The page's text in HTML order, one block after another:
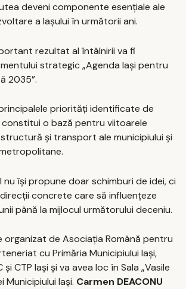
deveni componente esențiale ale
a Iașului în următorii ani.
rezultat al întâlnirii va fi
strategic „Agenda Iași pentru
2035”.
priorități identificate de
o bază pentru viitoarele
și transport ale municipiului și
nu își propune doar schimburi de idei, ci
concrete care să influențeze
până la mijlocul următorului deceniu.
organizat de Asociația Română pentru
cu Primăria Municipiului Iași,
și CTP Iași și va avea loc în Sala „Vasile
Municipiului Iași. Carmen DEACONU